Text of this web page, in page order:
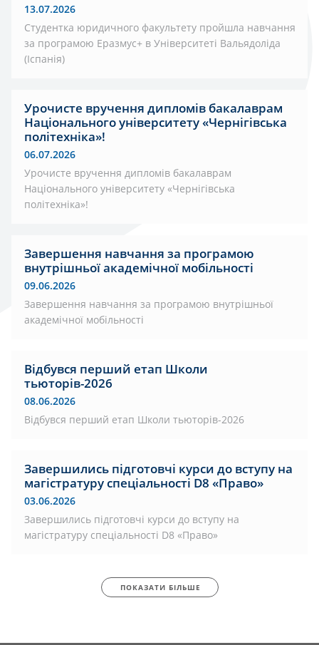
13.07.2026
Студентка юридичного факультету пройшла навчання
за програмою Еразмус+ в Університеті Вальядоліда
(Іспанія)
Урочисте вручення дипломів бакалаврам
Національного університету «Чернігівська
політехніка»!
06.07.2026
Урочисте вручення дипломів бакалаврам
Національного університету «Чернігівська
політехніка»!
Завершення навчання за програмою
внутрішньої академічної мобільності
09.06.2026
Завершення навчання за програмою внутрішньої
академічної мобільності
Відбувся перший етап Школи
тьюторів-2026
08.06.2026
Відбувся перший етап Школи тьюторів-2026
Завершились підготовчі курси до вступу на
магістратуру спеціальності D8 «Право»
03.06.2026
Завершились підготовчі курси до вступу на
магістратуру спеціальності D8 «Право»
ПОКАЗАТИ БІЛЬШЕ